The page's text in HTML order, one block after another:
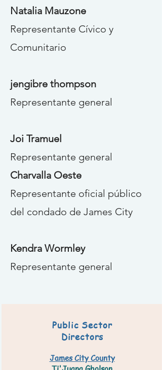
Natalia Mauzone
Representante Cívico y
Comunitario
jengibre thompson
Representante general
Joi Tramuel
Representante general
Charvalla Oeste
Representante oficial público
del condado de James City
Kendra Wormley
Representante general
Public Sector
Directors
James City County